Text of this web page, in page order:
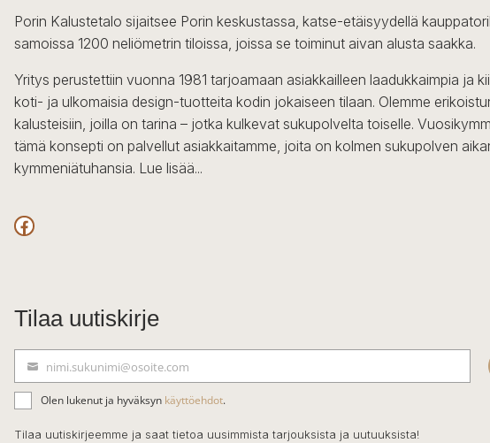
Porin Kalustetalo sijaitsee Porin keskustassa, katse-etäisyydellä
samoissa 1200 neliömetrin tiloissa, joissa se toiminut aivan alusta saakka.
Yritys perustettiin vuonna 1981 tarjoamaan asiakkailleen laadukkaimpia ja
koti- ja ulkomaisia design-tuotteita kodin jokaiseen tilaan. Olemme
kalusteisiin, joilla on tarina – jotka kulkevat sukupolvelta toiselle.
tämä konsepti on palvellut asiakkaitamme, joita on kolmen sukupolven
kymmeniätuhansia. Lue lisää...
Facebook
Tilaa uutiskirje
ä
h
k
nimi.sukunimi@osoite.com
Olen lukenut ja hyväksyn käyttöehdot.
Tilaa uutiskirjeemme ja saat tietoa uusimmista tarjouksista ja uutuuksista!